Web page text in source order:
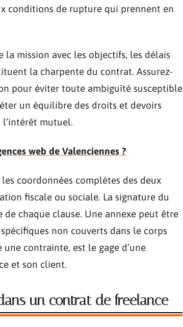
conditions de rupture qui prennent en
mission avec les objectifs, les délais
la charpente du contrat. Assurez-
pour éviter toute ambiguïté susceptible
un équilibre des droits et devoirs
mutuel.
web de Valenciennes ?
coordonnées complètes des deux
fiscale ou sociale. La signature du
chaque clause. Une annexe peut être
non couverts dans le corps
contrainte, est le gage d’une
et son client.
un contrat de freelance